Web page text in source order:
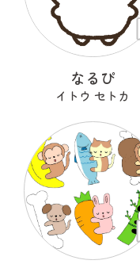
なるぴ
イトウ セトカ